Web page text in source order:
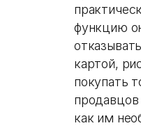
функцию
картой,
покупать
продавцов
как им